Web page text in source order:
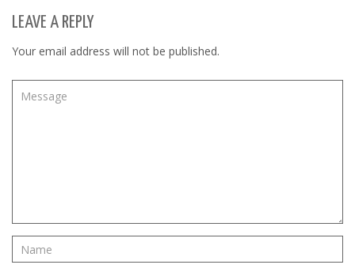
LEAVE A REPLY
Your email address will not be published.